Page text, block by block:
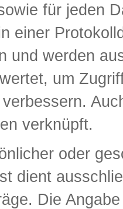
für jeden
einer
und werden
um
verknüpft.
oder
dient
Die